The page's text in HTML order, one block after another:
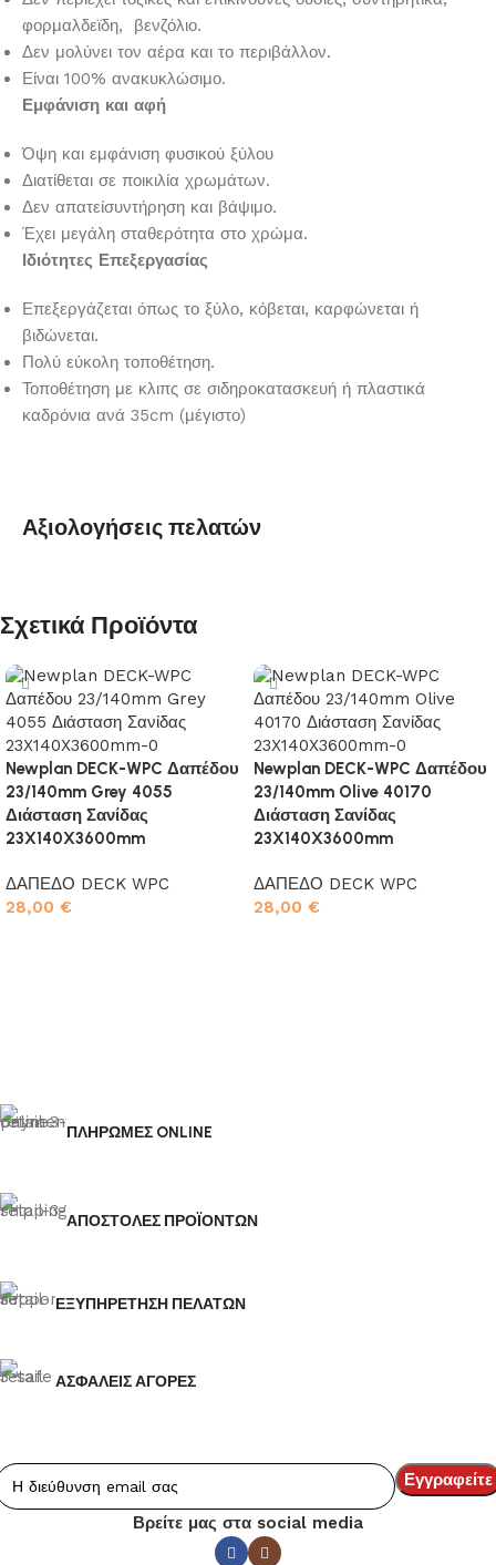
φορμαλδεϊδη, βενζόλιο.
Δεν μολύνει τον αέρα και το περιβάλλον.
Είναι 100% ανακυκλώσιμο.
Εμφάνιση και αφή
Όψη και εμφάνιση φυσικού ξύλου
Διατίθεται σε ποικιλία χρωμάτων.
Δεν απατείσυντήρηση και βάψιμο.
Έχει μεγάλη σταθερότητα στο χρώμα.
Ιδιότητες Επεξεργασίας
Επεξεργάζεται όπως το ξύλο, κόβεται, καρφώνεται ή
βιδώνεται.
Πολύ εύκολη τοποθέτηση.
Τοποθέτηση με κλιπς σε σιδηροκατασκευή ή πλαστικά
καδρόνια ανά 35cm (μέγιστο)
Αξιολογήσεις πελατών
Σχετικά Προϊόντα
Newplan DECK-WPC Δαπέδου
23/140mm Grey 4055
Διάσταση Σανίδας
23X140X3600mm
ΔΑΠΕΔΟ DECK WPC
28,00 €
Newplan DECK-WPC Δαπέδου
23/140mm Olive 40170
Διάσταση Σανίδας
23X140X3600mm
ΔΑΠΕΔΟ DECK WPC
28,00 €
ΠΛΗΡΩΜΕΣ ONLINE
ΑΠΟΣΤΟΛΕΣ ΠΡΟΪΟΝΤΩΝ
ΕΞΥΠΗΡΕΤΗΣΗ ΠΕΛΑΤΩΝ
ΑΣΦΑΛΕΙΣ ΑΓΟΡΕΣ
Βρείτε μας στα social media